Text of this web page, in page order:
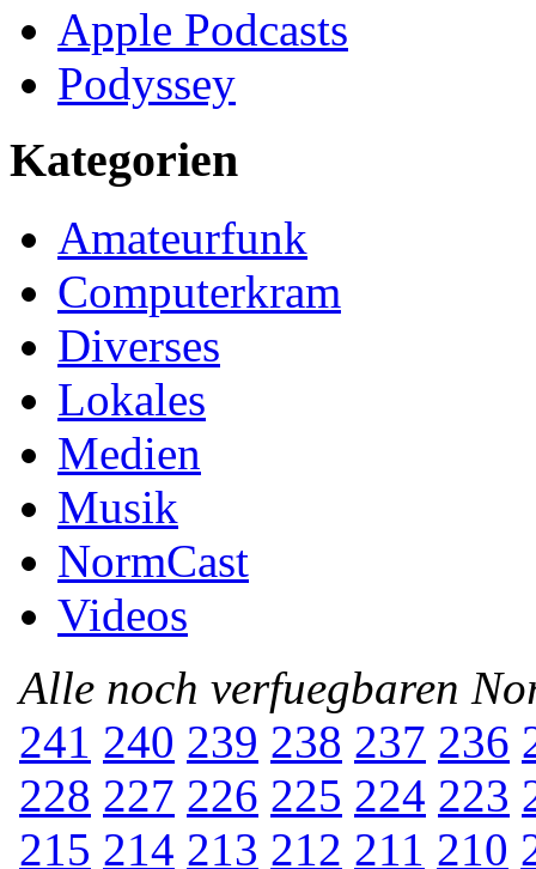
Apple Podcasts
Podyssey
Kategorien
Amateurfunk
Computerkram
Diverses
Lokales
Medien
Musik
NormCast
Videos
Alle noch verfuegbaren
241 240 239 238 237 236
228 227 226 225 224 223
215 214 213 212 211 210